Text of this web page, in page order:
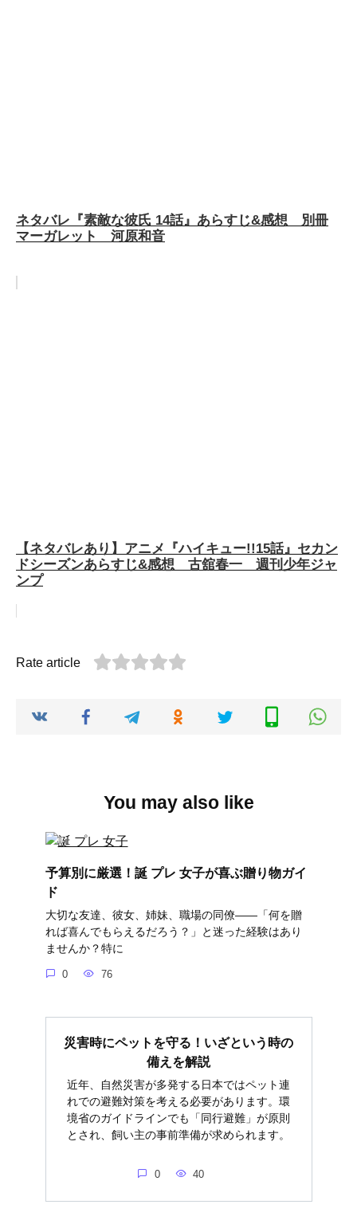
ネタバレ『素敵な彼氏 14話』あらすじ&感想 別冊
マーガレット 河原和音
【ネタバレあり】アニメ『ハイキュー!!15話』セカン
ドシーズンあらすじ&感想 古舘春一 週刊少年ジャ
ンプ
Rate article
You may also like
予算別に厳選！誕 プレ 女子が喜ぶ贈り物ガイ
ド
大切な友達、彼女、姉妹、職場の同僚――「何を贈
れば喜んでもらえるだろう？」と迷った経験はあり
ませんか？特に
0 76
災害時にペットを守る！いざという時の
備えを解説
近年、自然災害が多発する日本ではペット連
れでの避難対策を考える必要があります。環
境省のガイドラインでも「同行避難」が原則
とされ、飼い主の事前準備が求められます。
0 40